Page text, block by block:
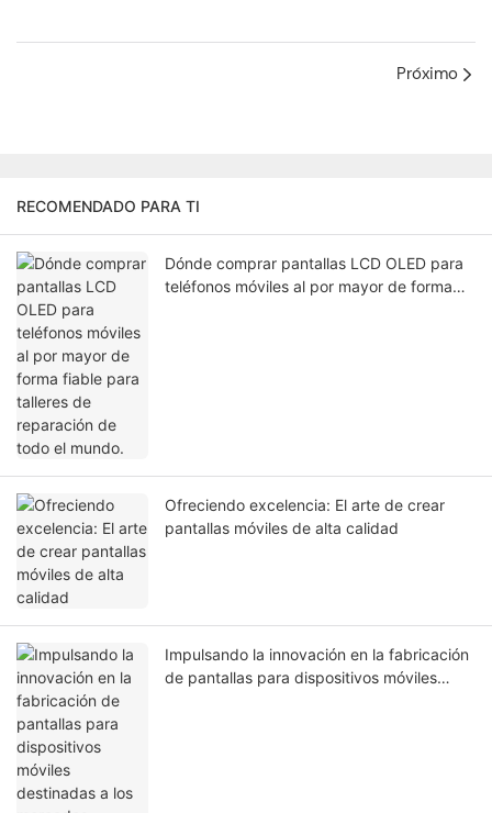
Próximo
RECOMENDADO PARA TI
Dónde comprar pantallas LCD OLED para
teléfonos móviles al por mayor de forma
Ofreciendo excelencia: El arte de crear
pantallas móviles de alta calidad
Impulsando la innovación en la fabricación
de pantallas para dispositivos móviles